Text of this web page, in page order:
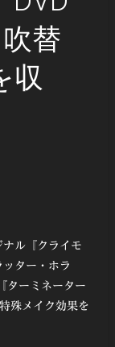
替
収
ル『クライモ
ター・ホラ
ターミネーター
殊メイク効果を